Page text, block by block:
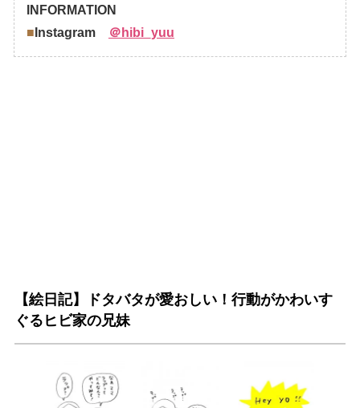
INFORMATION
■ Instagram ＠hibi_yuu
【絵日記】ドタバタが愛おしい！行動がかわいす
ぐるヒビ家の兄妹